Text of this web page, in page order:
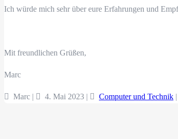
Ich würde mich sehr über eure Erfahrungen und
Mit freundlichen Grüßen,
Marc
Marc | 4. Mai 2023 | Computer und Technik |